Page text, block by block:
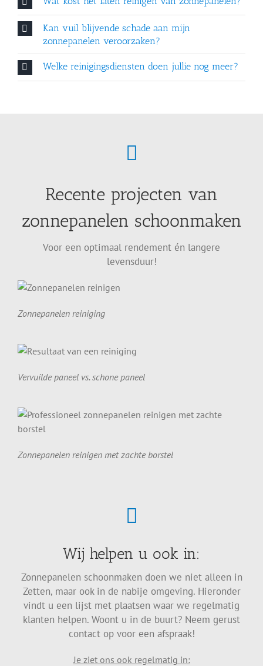
Kan vuil blijvende schade aan mijn
zonnepanelen veroorzaken?
Welke reinigingsdiensten doen jullie nog meer?
Recente projecten van
zonnepanelen schoonmaken
Voor een optimaal rendement én langere
levensduur!
Zonnepanelen reiniging
Vervuilde paneel vs. schone paneel
Zonnepanelen reinigen met zachte borstel
Wij helpen u ook in:
Zonnepanelen schoonmaken doen we niet alleen in
Zetten, maar ook in de nabije omgeving. Hieronder
vindt u een lijst met plaatsen waar we regelmatig
klanten helpen. Woont u in de buurt? Neem gerust
contact op voor een afspraak!
Je ziet ons ook regelmatig in: